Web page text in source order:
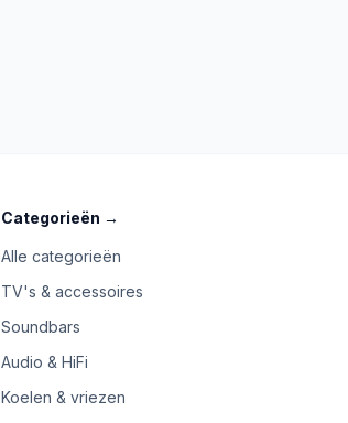
Categorieën →
Alle categorieën
TV's & accessoires
Soundbars
Audio & HiFi
Koelen & vriezen